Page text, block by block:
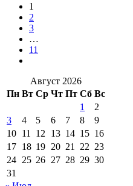
1
2
3
…
11
Август 2026
Пн Вт Ср Чт Пт Сб Вс
1
2
3
4 5 6 7 8
9
10 11 12 13 14 15 16
17 18 19 20 21 22 23
24 25 26 27 28 29 30
31